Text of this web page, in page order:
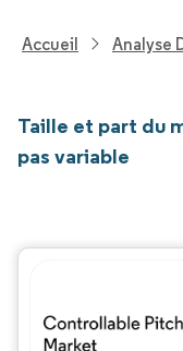
Accueil Analyse
Taille et part du
pas variable